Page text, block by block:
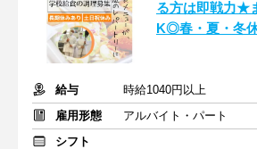
る方は即戦力★
K◎春・夏・冬
給与
時給1040円以上
雇用形態
アルバイト・パート
シフト